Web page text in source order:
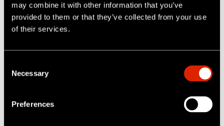
may combine it with other information that you’ve
provided to them or that they’ve collected from your use
of their services.
Necessary
Preferences
50+